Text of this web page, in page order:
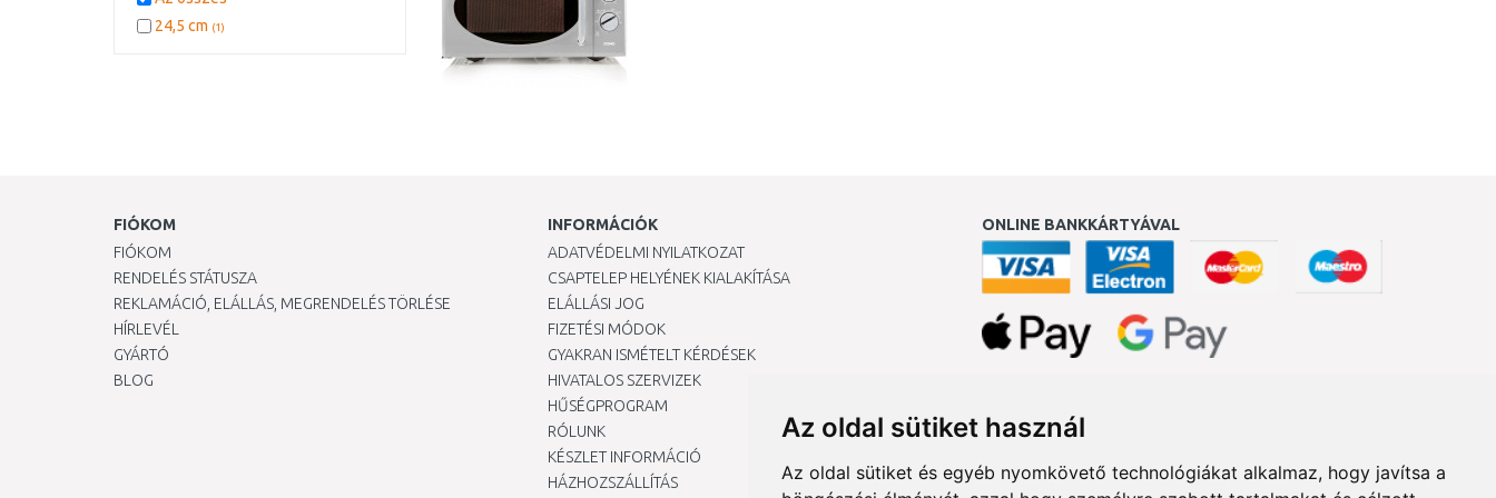
Az oldal sütiket használ
Az oldal sütiket és egyéb nyomkövető technológiákat alkalmaz, hogy javítsa a
24,5 cm (1)
FIÓKOM
FIÓKOM
RENDELÉS STÁTUSZA
REKLAMÁCIÓ, ELÁLLÁS, MEGRENDELÉS TÖRLÉSE
HÍRLEVÉL
GYÁRTÓ
BLOG
INFORMÁCIÓK
ADATVÉDELMI NYILATKOZAT
CSAPTELEP HELYÉNEK KIALAKÍTÁSA
ELÁLLÁSI JOG
FIZETÉSI MÓDOK
GYAKRAN ISMÉTELT KÉRDÉSEK
HIVATALOS SZERVIZEK
HŰSÉGPROGRAM
RÓLUNK
KÉSZLET INFORMÁCIÓ
HÁZHOZSZÁLLÍTÁS
ONLINE BANKKÁRTYÁVAL